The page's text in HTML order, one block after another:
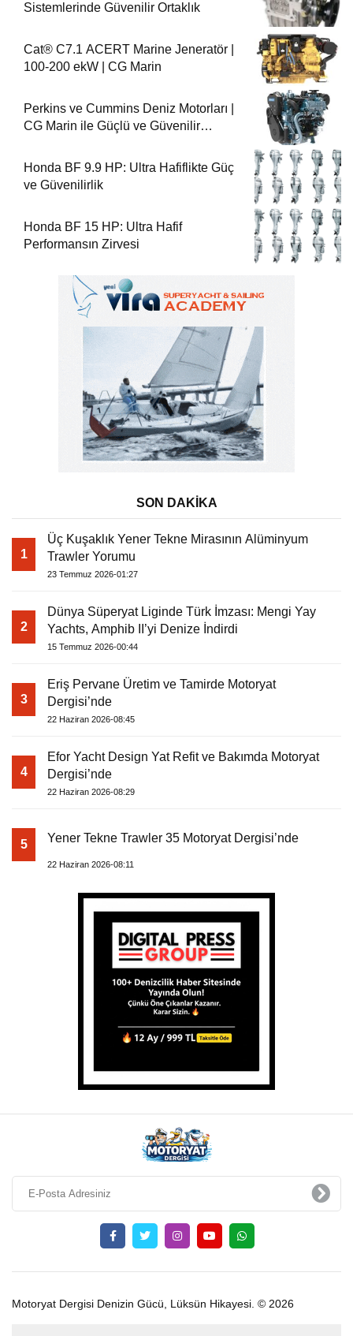
Sistemlerinde Güvenilir Ortaklık
Cat® C7.1 ACERT Marine Jeneratör |
100-200 ekW | CG Marin
Perkins ve Cummins Deniz Motorları |
CG Marin ile Güçlü ve Güvenilir
Honda BF 9.9 HP: Ultra Hafiflikte Güç
ve Güvenilirlik
Honda BF 15 HP: Ultra Hafif
Performansın Zirvesi
SON DAKİKA
1
Üç Kuşaklık Yener Tekne Mirasının Alüminyum
Trawler Yorumu
23 Temmuz 2026-01:27
2
Dünya Süperyat Liginde Türk İmzası: Mengi Yay
Yachts, Amphib II’yi Denize İndirdi
15 Temmuz 2026-00:44
3
Eriş Pervane Üretim ve Tamirde Motoryat
Dergisi’nde
22 Haziran 2026-08:45
4
Efor Yacht Design Yat Refit ve Bakımda Motoryat
Dergisi’nde
22 Haziran 2026-08:29
5 Yener Tekne Trawler 35 Motoryat Dergisi’nde
22 Haziran 2026-08:11
Motoryat Dergisi Denizin Gücü, Lüksün Hikayesi. © 2026